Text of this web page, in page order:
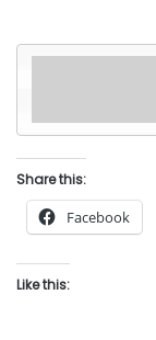
Share this:
Facebook
Like this: